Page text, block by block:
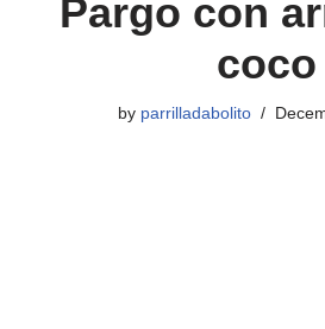
Pargo con
coco
by parrilladabolito